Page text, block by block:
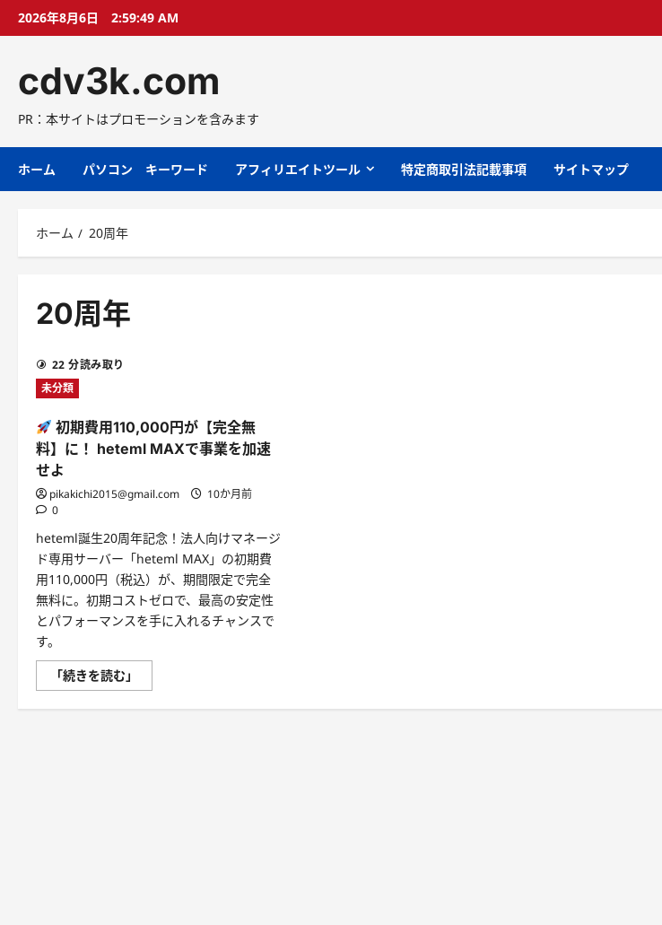
プ
2026年8月6日 2:59:50 AM
cdv3k.com
PR：本サイトはプロモーションを含みます
ホーム パソコン キーワード アフィリエイトツール 特定商取引法記載事項 サイトマップ
ホーム 20周年
20周年
22 分読み取り
未分類
初期費用110,000円が【完全無
料】に！ heteml MAXで事業を加速
せよ
pikakichi2015@gmail.com
10か月前
0
heteml誕生20周年記念！法人向けマネージ
ド専用サーバー「heteml MAX」の初期費
用110,000円（税込）が、期間限定で完全
無料に。初期コストゼロで、最高の安定性
とパフォーマンスを手に入れるチャンスで
す。
「続きを読む」
初
費